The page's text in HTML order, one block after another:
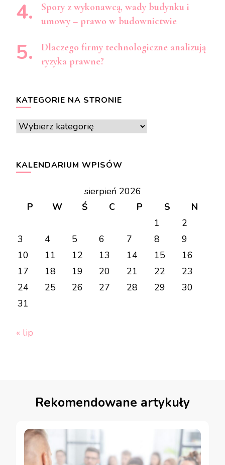
Spory z wykonawcą, wady budynku i
umowy – prawo w budownictwie
Dlaczego firmy technologiczne analizują
ryzyka prawne?
KATEGORIE NA STRONIE
Kategorie
KALENDARIUM WPISÓW
sierpień 2026
P
W Ś C P S
N
1
2
3
4 5 6 7 8
9
10
11 12 13 14 15
16
17
18 19 20 21 22
23
24
25 26 27 28 29
30
31
« lip
Rekomendowane artykuły